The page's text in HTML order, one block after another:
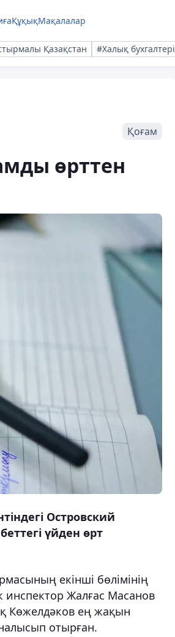
ҚұқықМақалалар
Қазақстан #Халық бухгалтері
Қоғам
өрттен
Островский
үйден өрт
екінші бөлімінің
инспектор Жалғас Масанов
Көжелдәков ең жақын
отырған.